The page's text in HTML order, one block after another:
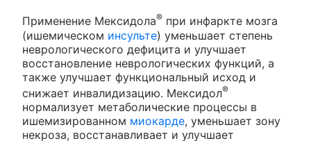
Применение Мексидола® при инфаркте мозга
(ишемическом инсульте) уменьшает степень
неврологического дефицита и улучшает
восстановление неврологических функций, а
также улучшает функциональный исход и
снижает инвалидизацию. Мексидол®
нормализует метаболические процессы в
ишемизированном миокарде, уменьшает зону
некроза, восстанавливает и улучшает